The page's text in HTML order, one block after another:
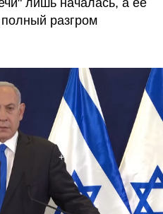
лишь началась, а ее
разгром